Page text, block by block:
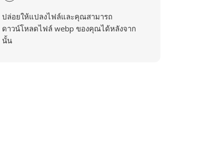
ปล่อยให้แปลงไฟล์และคุณสามารถ
ดาวน์โหลดไฟล์ webp ของคุณได้หลังจาก
นั้น